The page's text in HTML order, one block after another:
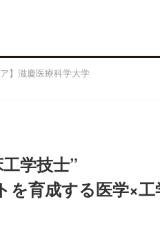
】滋慶医療科学大学
学技士”
を育成する医学×